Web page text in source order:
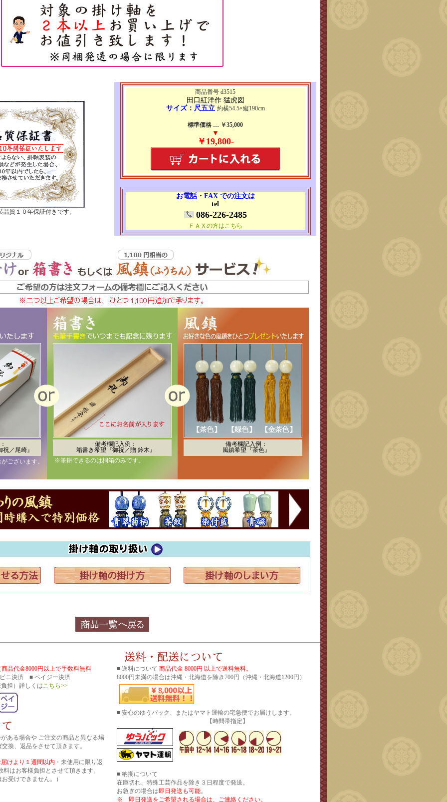
質１０年保証付きです。
商品番号 d3515
田口紅洋作 猛虎図
サイズ：尺五立 約横54.5×縦190cm
標準価格 … ￥35,000
▼
￥19,800-
お電話・FAX での注文は
tel
086-226-2485
ＦＡＸの方はこちら
／尾崎』
備考欄記入例：
箱書き希望『御祝／贈 鈴木』
備考欄記入例：
風鎮希望『茶色』
ございます。
※筆耕できるのは桐箱のみです。
商品代金8000円以上で手数料無料
ビニ決済 ■ ペイジー決済
担）詳しくはこちら>>
ある場合や ご注文の商品と異なる場
換、返品をさせて頂きます。
けより１週間以内 ・未使用に限り返
はお客様負担とさせて頂きます。
受けできません。）
■ 送料について 商品代金 8000円 以上で送料無料。
8000円未満の場合は沖縄・北海道を除き700円（沖縄・北海道1200円）
■ 安心のゆうパック、またはヤマト運輸の宅急便でお届けします。
【時間帯指定】
■ 納期について
在庫切れ、特殊工芸作品を除き３日程度で発送。
お急ぎの場合は即日発送も可能。
※ 即日発送をご希望される場合は、ご連絡ください。